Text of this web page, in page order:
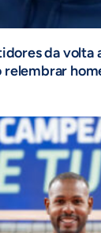
da volta
relembrar